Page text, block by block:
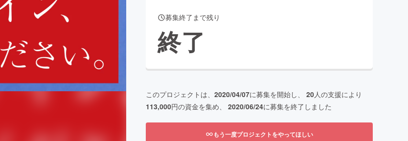
CAMPFIRE for Social Good 募集終了まで残り
終了
このプロジェクトは、 2020/04/07に募集を開始し、 20人の支援により
113,000円の資金を集め、 2020/06/24に募集を終了しました
もう一度プロジェクトをやってほしい